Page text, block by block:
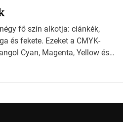
papírméretek izgalmas
hogy jobban megértsd,
érdemes választanod a
világába A […]
fő szín alkotja: ciánkék,
és fekete. Ezeket a CMYK-
Cyan, Magenta, Yellow és